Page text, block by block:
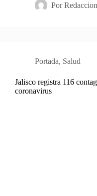
Por Redaccion
Portada, Salud
Jalisco registra 116
coronavirus